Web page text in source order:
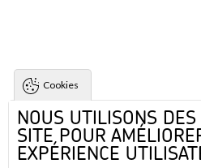
Cookies
NOUS UTILISONS
SITE POUR
EXPÉRIENCE